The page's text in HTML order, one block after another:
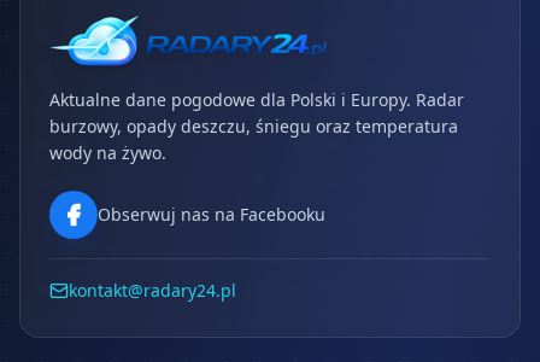
Aktualne dane pogodowe dla Polski i Europy. Radar
burzowy, opady deszczu, śniegu oraz temperatura
wody na żywo.
Obserwuj nas na Facebooku
kontakt@radary24.pl